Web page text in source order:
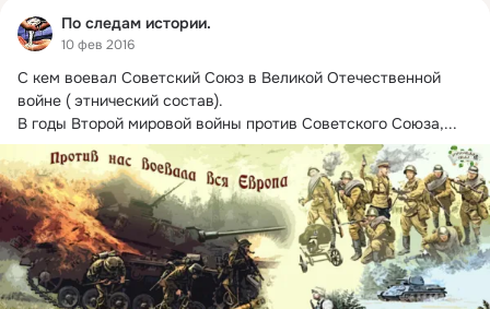
По следам истории.
10 фев 2016
С кем воевал Советский Союз в Великой Отечественной
войне ( этнический состав).
В годы Второй мировой войны против Советского Союза,...